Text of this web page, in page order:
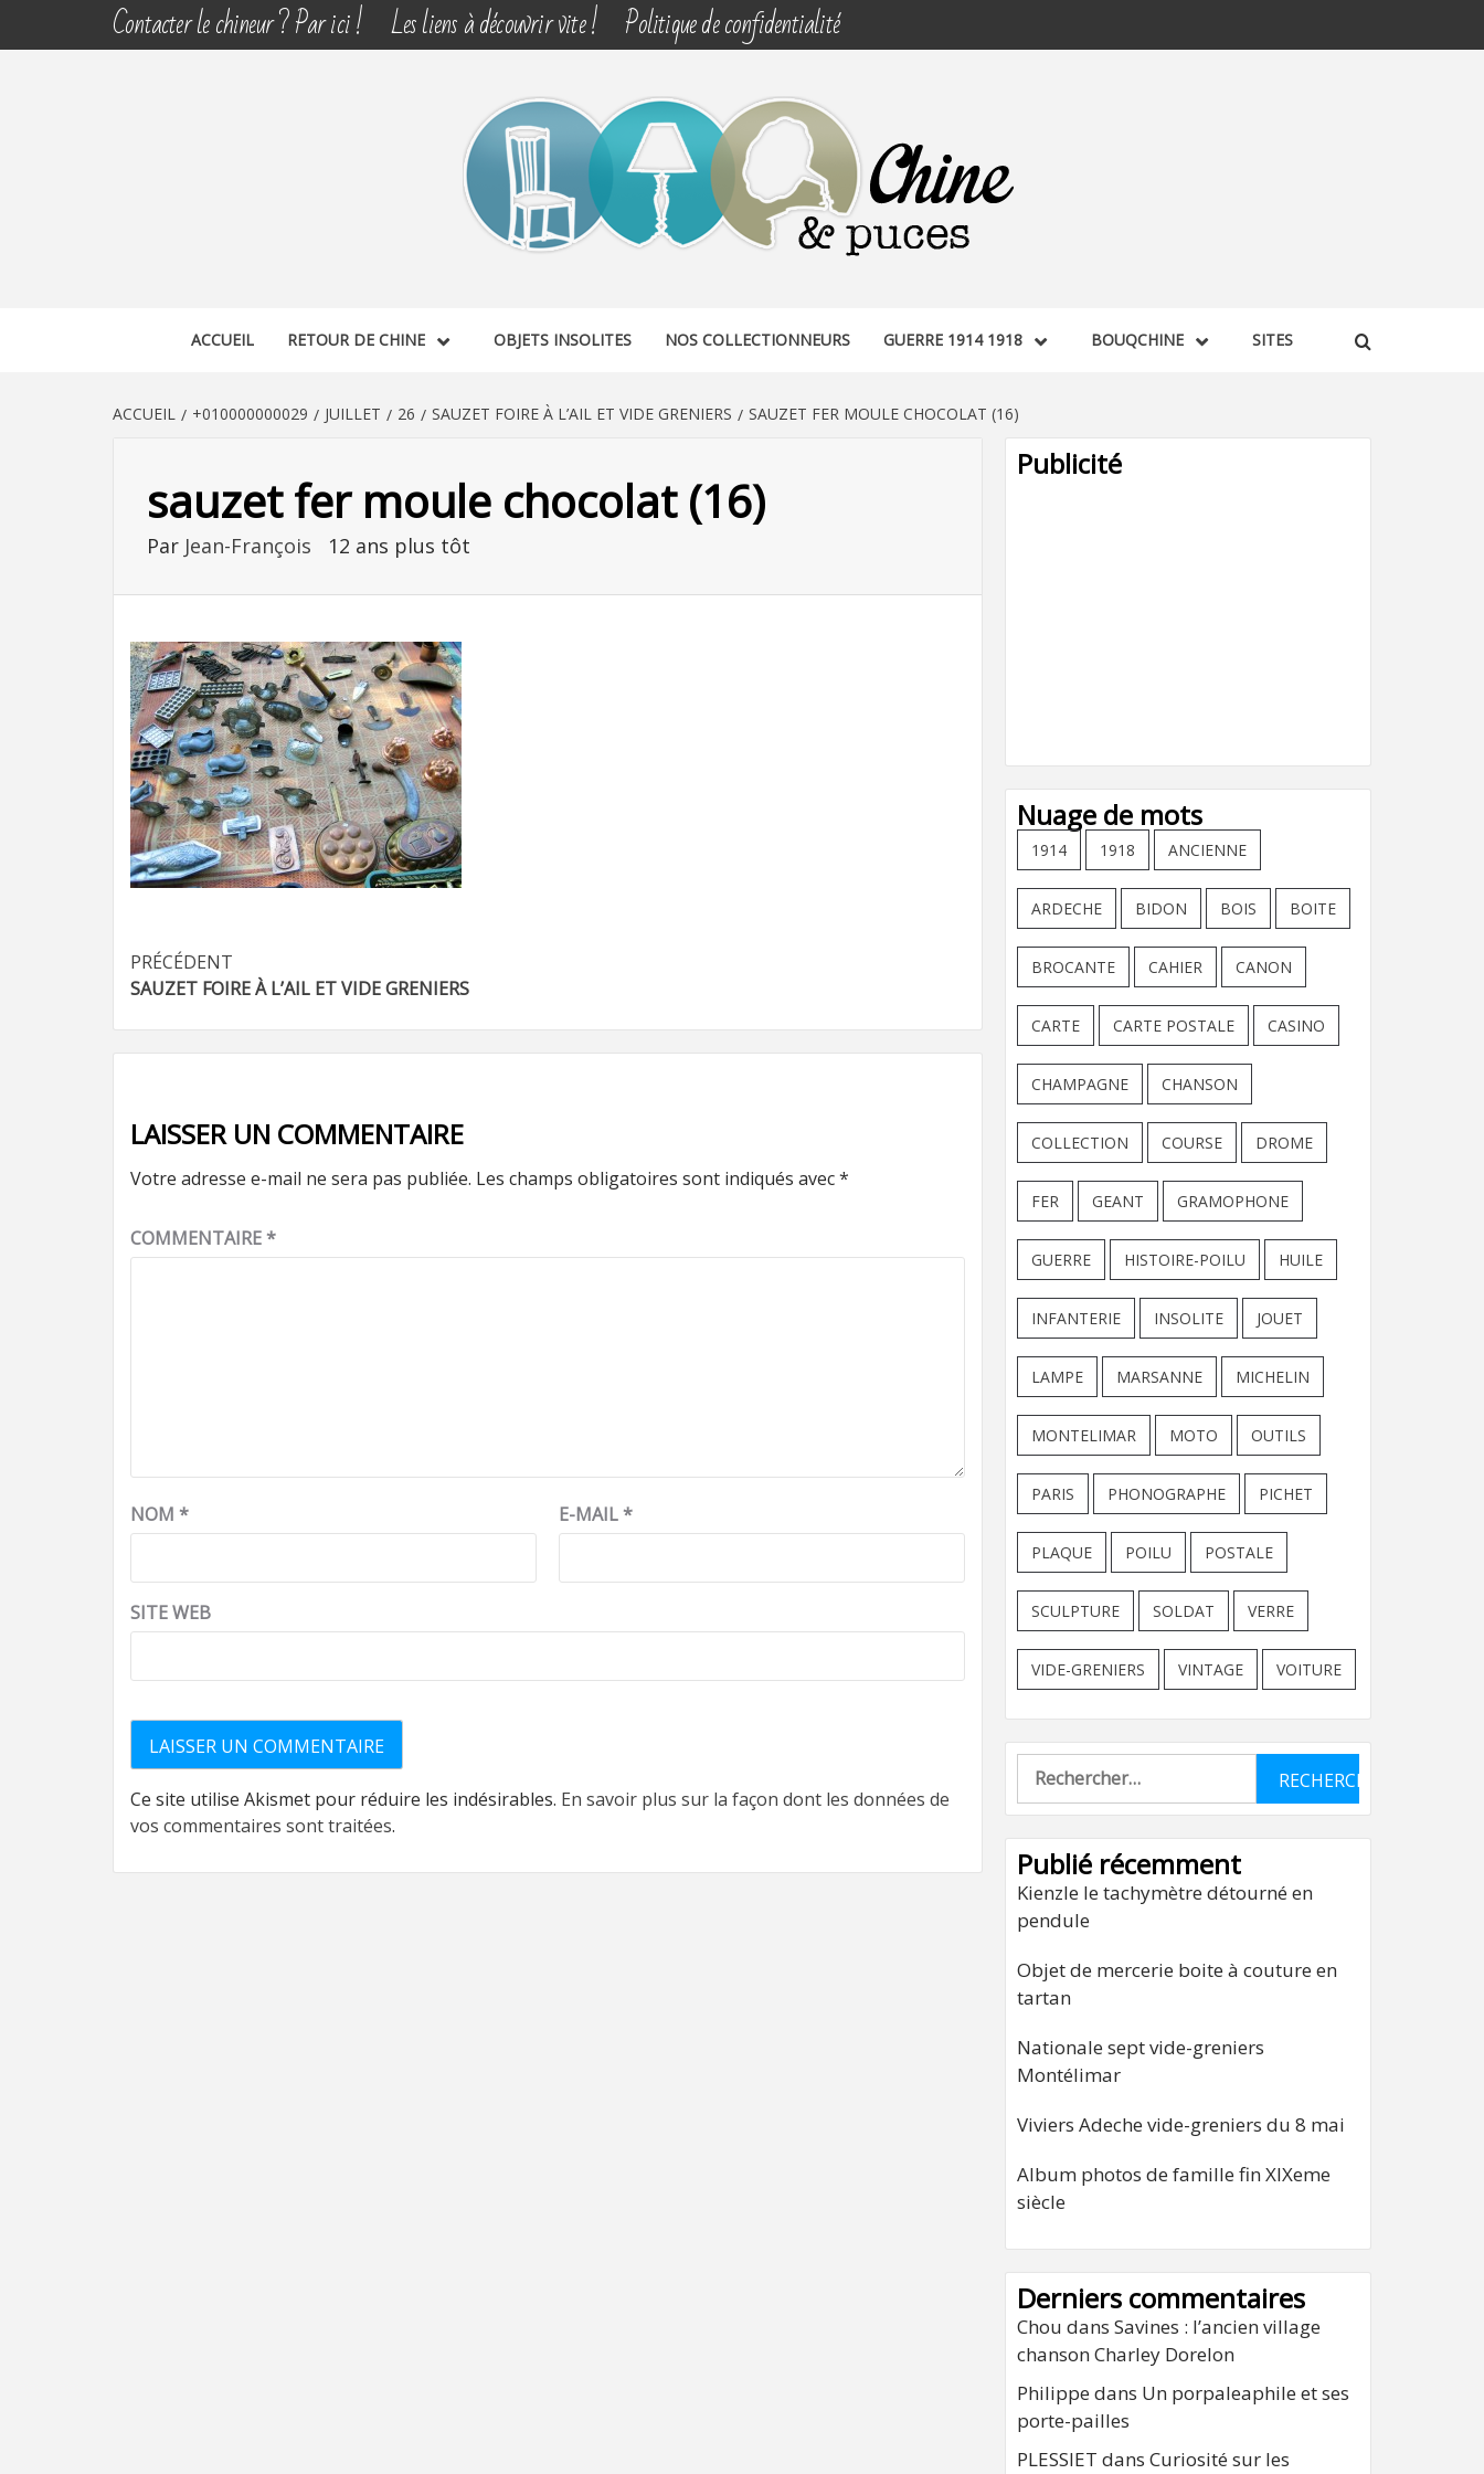
Contacter le chineur ? Par ici ! Les liens à découvrir vite ! Politique de confidentialité
CHINE & PUCES
ACCUEIL RETOUR DE CHINE OBJETS INSOLITES NOS COLLECTIONNEURS GUERRE 1914 1918 BOUQCHINE SITES
ACCUEIL +010000000029 JUILLET 26 SAUZET FOIRE À L’AIL ET VIDE GRENIERS SAUZET FER MOULE CHOCOLAT (16)
sauzet fer moule chocolat (16)
Par Jean-François 12 ans plus tôt
Navigation
d’article
PRÉCÉDENT
SAUZET FOIRE À L’AIL ET VIDE GRENIERS
LAISSER UN COMMENTAIRE
Votre adresse e-mail ne sera pas publiée. Les champs obligatoires sont indiqués avec*
COMMENTAIRE*
NOM * E-MAIL*
SITE WEB
Ce site utilise Akismet pour réduire les indésirables. En savoir plus sur la façon dont les données de
vos commentaires sont traitées.
Publicité
Nuage de mots
1914 1918 ANCIENNE
ARDECHE BIDON BOIS BOITE
BROCANTE CAHIER CANON
CARTE CARTE POSTALE CASINO
CHAMPAGNE CHANSON
COLLECTION COURSE DROME
FER GEANT GRAMOPHONE
GUERRE HISTOIRE-POILU HUILE
INFANTERIE INSOLITE JOUET
LAMPE MARSANNE MICHELIN
MONTELIMAR MOTO OUTILS
PARIS PHONOGRAPHE PICHET
PLAQUE POILU POSTALE
SCULPTURE SOLDAT VERRE
VIDE-GRENIERS VINTAGE VOITURE
Rechercher :
Publié récemment
Kienzle le tachymètre détourné en
pendule
Objet de mercerie boite à couture en
tartan
Nationale sept vide-greniers
Montélimar
Viviers Adeche vide-greniers du 8 mai
Album photos de famille fin XIXeme
siècle
Derniers commentaires
Chou dans Savines : l’ancien village
chanson Charley Dorelon
Philippe dans Un porpaleaphile et ses
porte-pailles
PLESSIET dans Curiosité sur les